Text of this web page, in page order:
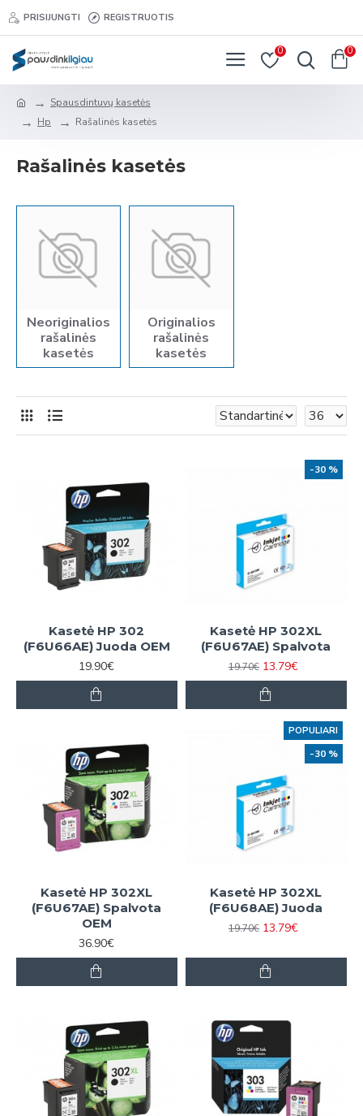
PRISIJUNGTI REGISTRUOTIS
0 0
Spausdintuvų kasetės
Hp
Rašalinės kasetės
Rašalinės kasetės
Neoriginalios
rašalinės
kasetės
Originalios
rašalinės
kasetės
Kasetė HP 302
(F6U66AE) Juoda OEM
19.90€
-30 %
Kasetė HP 302XL
(F6U67AE) Spalvota
19.70€ 13.79€
Kasetė HP 302XL
(F6U67AE) Spalvota
OEM
36.90€
POPULIARI
-30 %
Kasetė HP 302XL
(F6U68AE) Juoda
19.70€ 13.79€